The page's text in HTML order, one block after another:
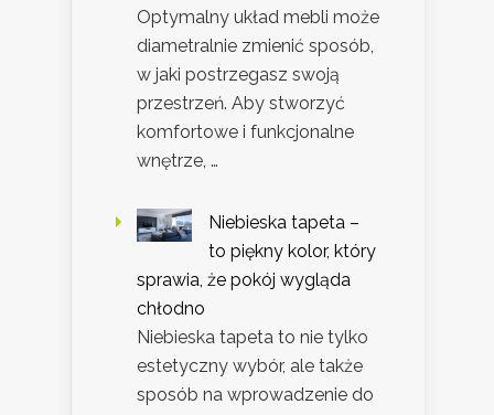
Optymalny układ mebli może
diametralnie zmienić sposób,
w jaki postrzegasz swoją
przestrzeń. Aby stworzyć
komfortowe i funkcjonalne
wnętrze, …
Niebieska tapeta –
to piękny kolor, który
sprawia, że pokój wygląda
chłodno
Niebieska tapeta to nie tylko
estetyczny wybór, ale także
sposób na wprowadzenie do